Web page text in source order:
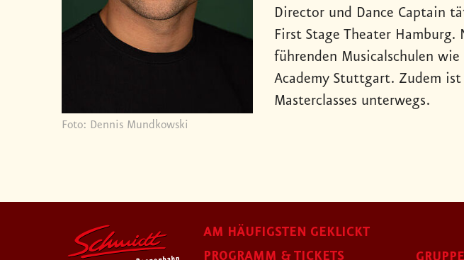
Foto: Dennis Mundkowski
Director und Dance Captain
First Stage Theater
führenden Musicalschulen
Academy Stuttgart. Zudem
Masterclasses unterwegs.
AM HÄUFIGSTEN GEKLICKT
PROGRAMM & TICKETS